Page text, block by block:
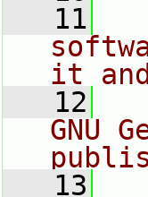
   11
it
   12
GNU
   13